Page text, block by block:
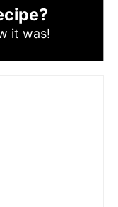
it was!